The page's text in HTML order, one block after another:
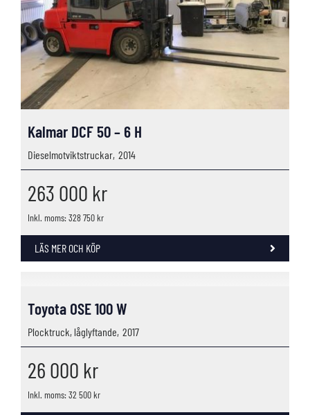
Kalmar DCF 50 – 6 H
Dieselmotviktstruckar, 2014
263 000 kr
Inkl. moms: 328 750 kr
LÄS MER OCH KÖP
Toyota OSE 100 W
Plocktruck, låglyftande, 2017
26 000 kr
Inkl. moms: 32 500 kr